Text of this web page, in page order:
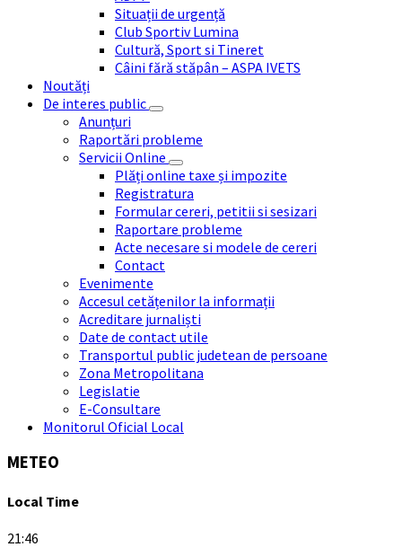
Situații de urgență
Club Sportiv Lumina
Cultură, Sport si Tineret
Câini fără stăpân – ASPA IVETS
Noutăți
De interes public
Anunțuri
Raportări probleme
Servicii Online
Plăți online taxe și impozite
Registratura
Formular cereri, petitii si sesizari
Raportare probleme
Acte necesare si modele de cereri
Contact
Evenimente
Accesul cetățenilor la informații
Acreditare jurnaliști
Date de contact utile
Transportul public judetean de persoane
Zona Metropolitana
Legislatie
E-Consultare
Monitorul Oficial Local
METEO
Local Time
21:46